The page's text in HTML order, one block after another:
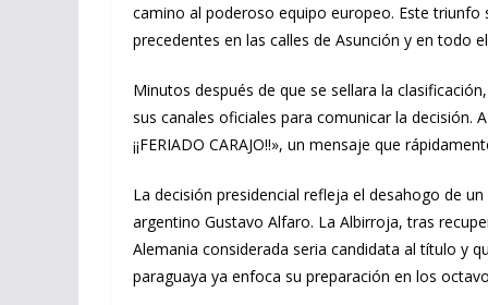
camino al poderoso equipo europeo. Este
precedentes en las calles de Asunción y en todo
Minutos después de que se sellara la
sus canales oficiales para comunicar la decisión.
¡¡FERIADO CARAJO!!», un mensaje que
La decisión presidencial refleja el desahogo de
argentino Gustavo Alfaro. La Albirroja, tras
Alemania considerada seria candidata al título y
paraguaya ya enfoca su preparación en los